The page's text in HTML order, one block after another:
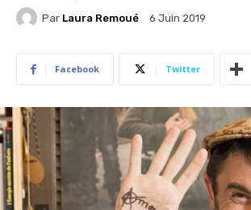
Par Laura Remoué 6 Juin 2019
Facebook Twitter